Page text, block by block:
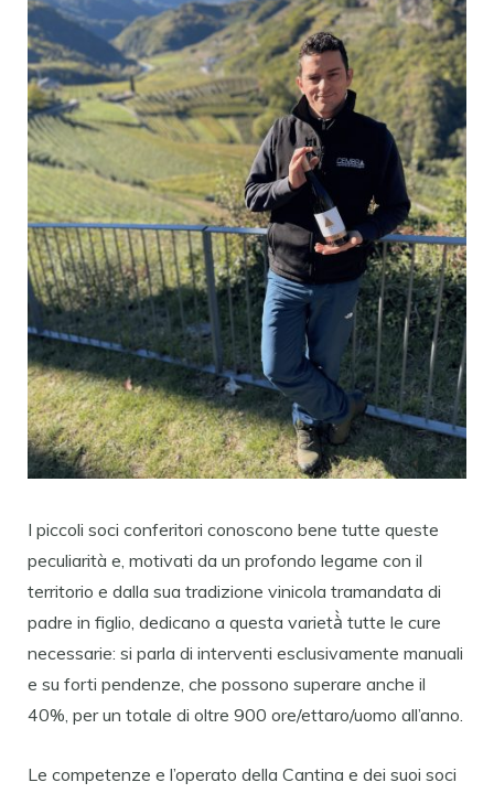
I piccoli soci conferitori conoscono bene tutte queste
peculiarità e, motivati da un profondo legame con il
territorio e dalla sua tradizione vinicola tramandata di
padre in figlio, dedicano a questa varietà̀ tutte le cure
necessarie: si parla di interventi esclusivamente manuali
e su forti pendenze, che possono superare anche il
40%, per un totale di oltre 900 ore/ettaro/uomo all’anno.
Le competenze e l’operato della Cantina e dei suoi soci